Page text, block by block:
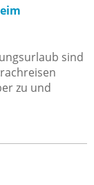
sind
zu und